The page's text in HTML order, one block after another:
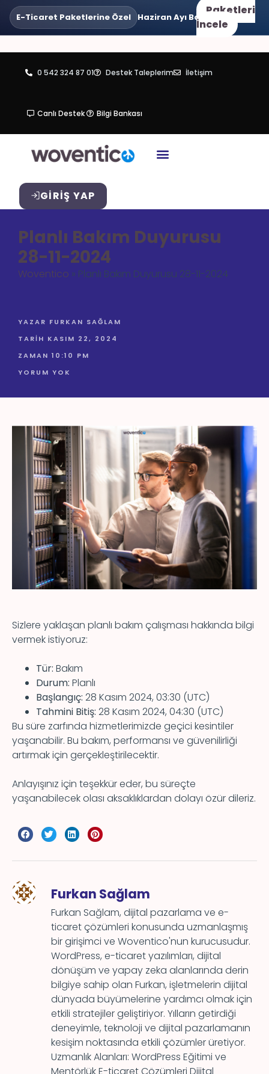
E-Ticaret Paketlerine Özel Haziran Ayı Boyunca 3 Taksit
Paketleri
İncele
0 542 324 87 01 Destek Taleplerim İletişim
Canlı Destek Bilgi Bankası
GIRIŞ YAP
Planlı Bakım Duyurusu
28-11-2024
Woventico » Planlı Bakım Duyurusu 28-11-2024
YAZAR FURKAN SAĞLAM
TARIH KASIM 22, 2024
ZAMAN 10:10 PM
YORUM YOK
Sizlere yaklaşan planlı bakım çalışması hakkında bilgi
vermek istiyoruz:
Tür: Bakım
Durum: Planlı
Başlangıç: 28 Kasım 2024, 03:30 (UTC)
Tahmini Bitiş: 28 Kasım 2024, 04:30 (UTC)
Bu süre zarfında hizmetlerimizde geçici kesintiler
yaşanabilir. Bu bakım, performansı ve güvenilirliği
artırmak için gerçekleştirilecektir.
Anlayışınız için teşekkür eder, bu süreçte
yaşanabilecek olası aksaklıklardan dolayı özür dileriz.
Furkan Sağlam
Furkan Sağlam, dijital pazarlama ve e-
ticaret çözümleri konusunda uzmanlaşmış
bir girişimci ve Woventico'nun kurucusudur.
WordPress, e-ticaret yazılımları, dijital
dönüşüm ve yapay zeka alanlarında derin
bilgiye sahip olan Furkan, işletmelerin dijital
dünyada büyümelerine yardımcı olmak için
etkili stratejiler geliştiriyor. Yılların getirdiği
deneyimle, teknoloji ve dijital pazarlamanın
kesişim noktasında etkili çözümler üretiyor.
Uzmanlık Alanları: WordPress Eğitimi ve
Mentörlük E-ticaret Çözümleri Dijital